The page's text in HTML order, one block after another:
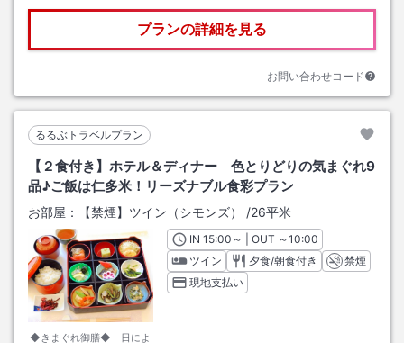
プランの詳細を見る
お問い合わせコード
るるぶトラベルプラン
【２食付き】ホテル＆ディナー 色とりどりの気まぐれ9
品♪ご飯は仁多米！リーズナブル食彩プラン
お部屋： 【禁煙】ツイン（シモンズ） /26平米
◆きまぐれ御膳◆ 日によ
INチェックイン
15:00 ～ | OUT チェックアウト
～10:00
ツイン
夕食/朝食付き
禁煙
現地支払い